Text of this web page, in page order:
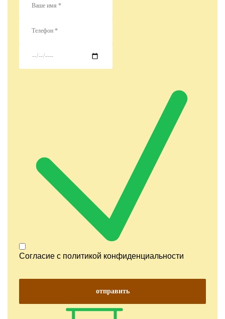
Согласие с политикой конфиденциальности
отправить